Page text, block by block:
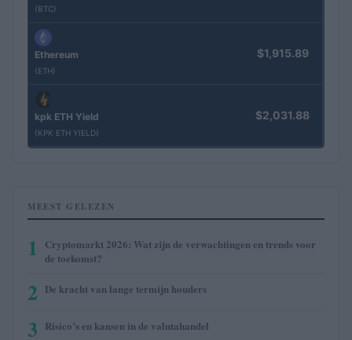
(BTC)
Ethereum
(ETH)
$1,915.89
kpk ETH Yield
(KPK ETH YIELD)
$2,031.88
MEEST GELEZEN
1
Cryptomarkt 2026: Wat zijn de verwachtingen en trends voor
de toekomst?
2 De kracht van lange termijn houders
3 Risico’s en kansen in de valutahandel